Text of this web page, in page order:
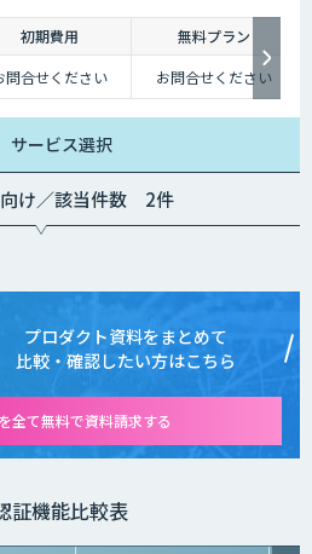
初期費用
無料プラン
問合せください お問合せください
サービス選択
け／該当件数 2件
プロダクト資料をまとめて
比較・確認したい方はこちら
全て無料で資料請求する
証機能比較表